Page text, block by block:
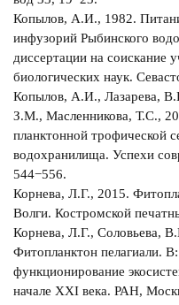
Копылов, А.И., 1982.
инфузорий Рыбинского
диссертации на соискание
биологических наук.
Копылов, А.И., Лазарева,
З.М., Масленникова, Т.С.,
планктонной трофической
водохранилища. Успехи
544−556.
Корнева, Л.Г., 2015.
Волги. Костромской
Корнева, Л.Г., Соловьева,
Фитопланктон пелагиали.
функционирование
начале ХХI века. РАН,